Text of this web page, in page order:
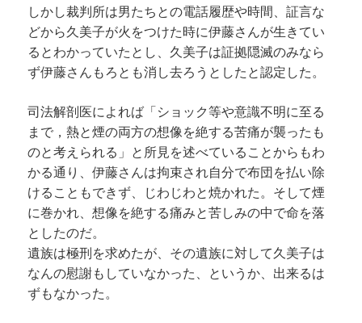
しかし裁判所は男たちとの電話履歴や時間、証言な
どから久美子が火をつけた時に伊藤さんが生きてい
るとわかっていたとし、久美子は証拠隠滅のみなら
ず伊藤さんもろとも消し去ろうとしたと認定した。
司法解剖医によれば「ショック等や意識不明に至る
まで，熱と煙の両方の想像を絶する苦痛が襲ったも
のと考えられる」と所見を述べていることからもわ
かる通り、伊藤さんは拘束され自分で布団を払い除
けることもできず、じわじわと焼かれた。そして煙
に巻かれ、想像を絶する痛みと苦しみの中で命を落
としたのだ。
遺族は極刑を求めたが、その遺族に対して久美子は
なんの慰謝もしていなかった、というか、出来るは
ずもなかった。